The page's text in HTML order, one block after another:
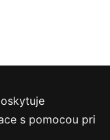
s pomocou pri